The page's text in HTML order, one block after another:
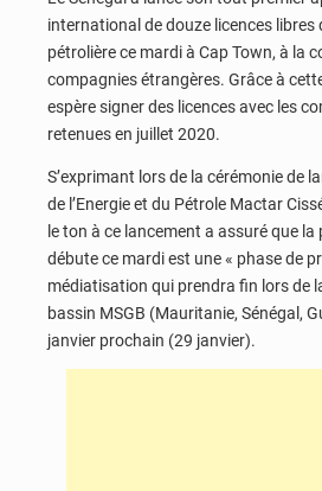
international de douze licences libres
pétrolière ce mardi à Cap Town, à la
compagnies étrangères. Grâce à
espère signer des licences avec les
retenues en juillet 2020.
S’exprimant lors de la cérémonie de
de l’Energie et du Pétrole Mactar
le ton à ce lancement a assuré que
débute ce mardi est une « phase de
médiatisation qui prendra fin lors de
bassin MSGB (Mauritanie, Sénégal,
janvier prochain (29 janvier).